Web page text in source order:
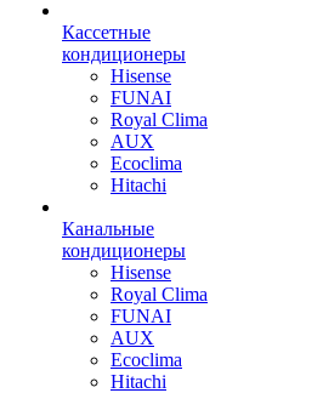
Кассетные
кондиционеры
Hisense
FUNAI
Royal Clima
AUX
Ecoclima
Hitachi
Канальные
кондиционеры
Hisense
Royal Clima
FUNAI
AUX
Ecoclima
Hitachi